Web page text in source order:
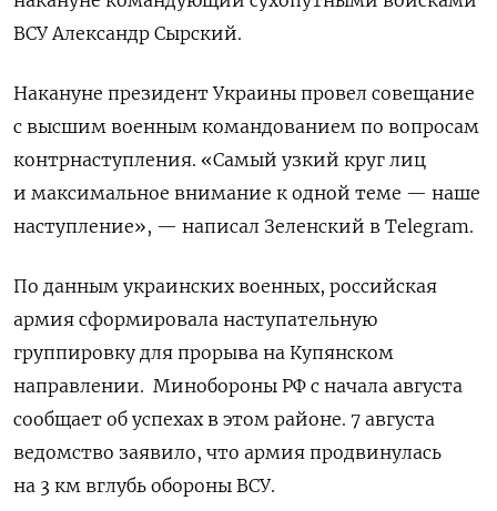
ВСУ Александр Сырский.
Накануне президент Украины провел совещание
с высшим военным командованием по вопросам
контрнаступления. «Самый узкий круг лиц
и максимальное внимание к одной теме — наше
наступление», — написал Зеленский в Telegram.
По данным украинских военных, российская
армия сформировала наступательную
группировку для прорыва на Купянском
направлении. Минобороны РФ с начала августа
сообщает об успехах в этом районе. 7 августа
ведомство заявило, что армия продвинулась
на 3 км вглубь обороны ВСУ.